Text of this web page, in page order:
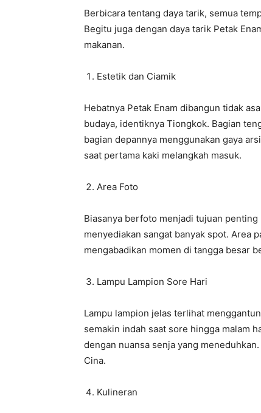
Berbicara tentang daya tarik, semua
Begitu juga dengan daya tarik Petak
makanan.
Estetik dan Ciamik
Hebatnya Petak Enam dibangun tidak
budaya, identiknya Tiongkok. Bagian
bagian depannya menggunakan gaya
saat pertama kaki melangkah masuk.
Area Foto
Biasanya berfoto menjadi tujuan
menyediakan sangat banyak spot. Area
mengabadikan momen di tangga besar
Lampu Lampion Sore Hari
Lampu lampion jelas terlihat
semakin indah saat sore hingga malam
dengan nuansa senja yang
Cina.
Kulineran